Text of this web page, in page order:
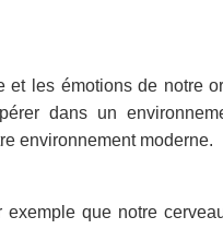
et les émotions de notre
dans un
environnement moderne.
que notre